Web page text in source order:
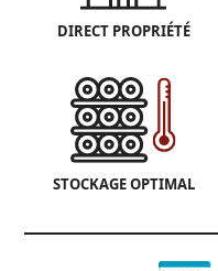
DIRECT PROPRIÉTÉ
STOCKAGE OPTIMAL